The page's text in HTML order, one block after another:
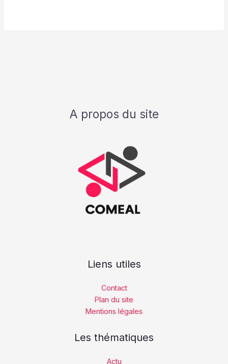
A propos du site
Liens utiles
Contact
Plan du site
Mentions légales
Les thématiques
Actu